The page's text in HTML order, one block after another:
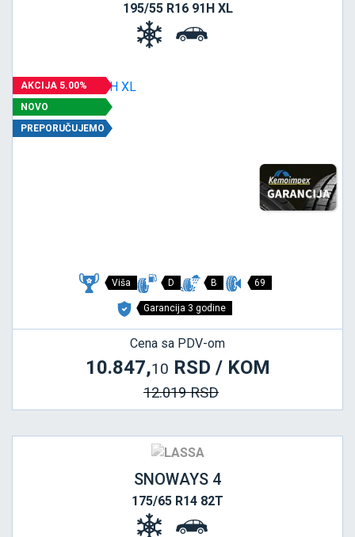
195/55 R16 91H XL
AKCIJA 5.00%
NOVO
PREPORUČUJEMO
Viša D B 69
Garancija 3 godine
Cena sa PDV-om
10.847,10 RSD / KOM
12.019 RSD
SNOWAYS 4
175/65 R14 82T